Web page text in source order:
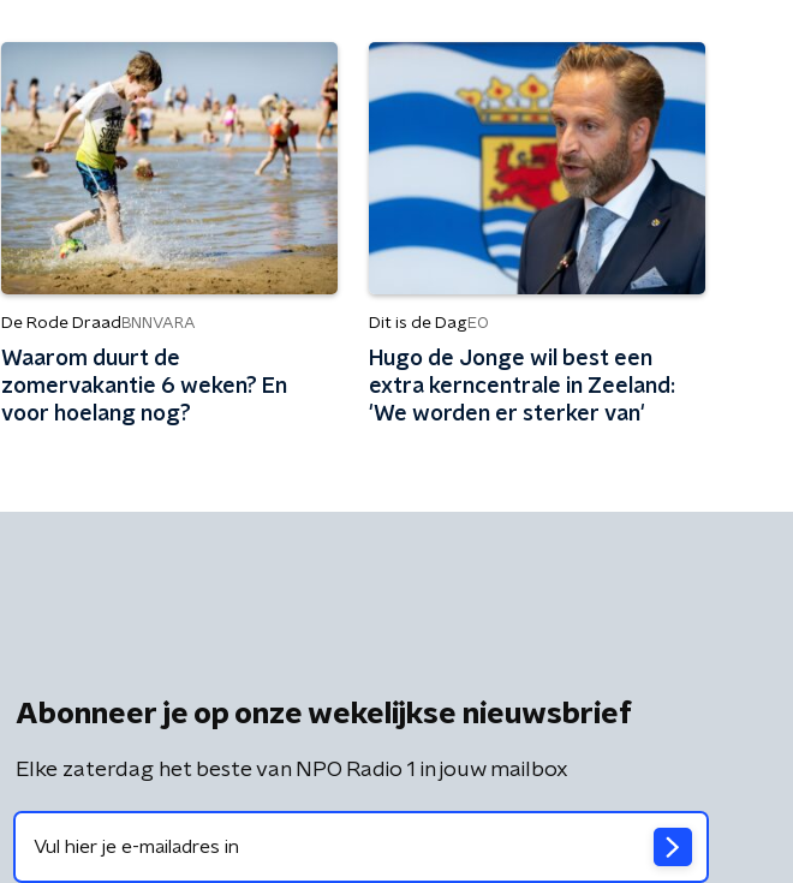
De Rode Draad BNNVARA
Waarom duurt de
zomervakantie 6 weken? En
voor hoelang nog?
Dit is de DagEO
Hugo de Jonge wil best een
extra kerncentrale in Zeeland:
'We worden er sterker van'
Abonneer je op onze wekelijkse nieuwsbrief
Elke zaterdag het beste van NPO Radio 1 in jouw mailbox